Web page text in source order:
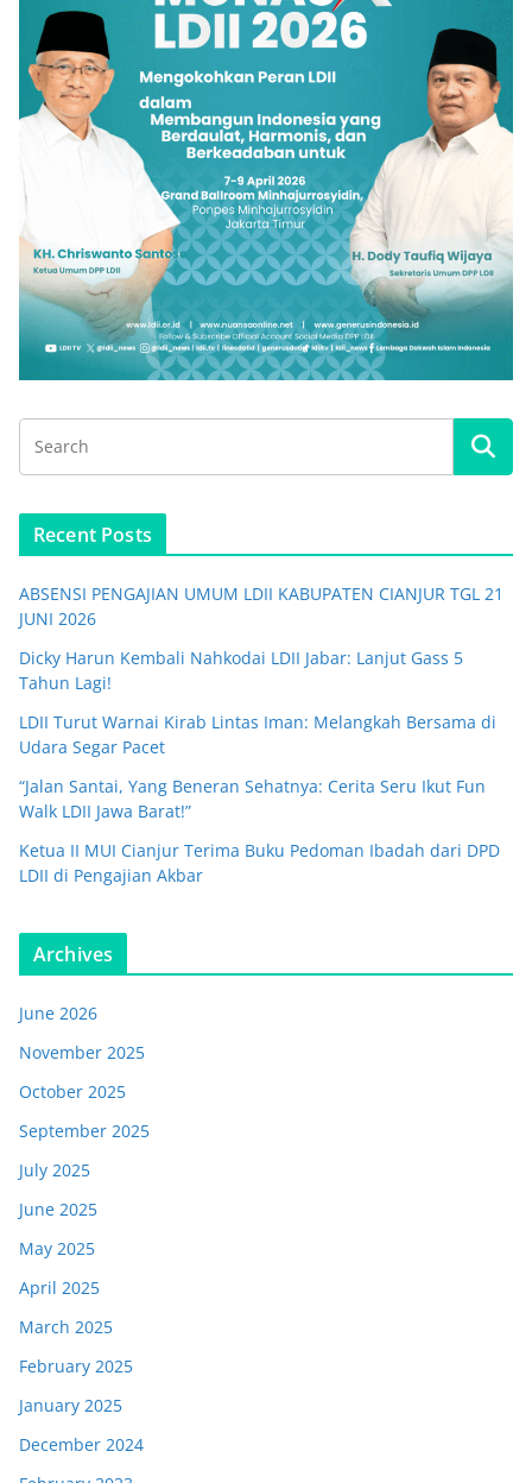
Recent Posts
ABSENSI PENGAJIAN UMUM LDII KABUPATEN CIANJUR TGL 21
JUNI 2026
Dicky Harun Kembali Nahkodai LDII Jabar: Lanjut Gass 5
Tahun Lagi!
LDII Turut Warnai Kirab Lintas Iman: Melangkah Bersama di
Udara Segar Pacet
“Jalan Santai, Yang Beneran Sehatnya: Cerita Seru Ikut Fun
Walk LDII Jawa Barat!”
Ketua II MUI Cianjur Terima Buku Pedoman Ibadah dari DPD
LDII di Pengajian Akbar
Archives
June 2026
November 2025
October 2025
September 2025
July 2025
June 2025
May 2025
April 2025
March 2025
February 2025
January 2025
December 2024